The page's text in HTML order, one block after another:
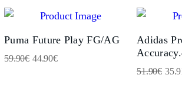
Puma Future Play FG/AG
59.90€ 44.90€
Adidas
51.90€